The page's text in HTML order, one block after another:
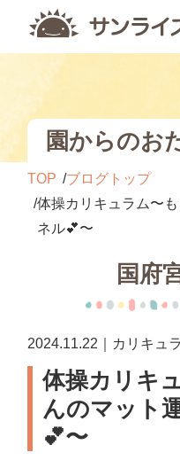
園からのお
TOP
ブログトップ
体操カリキュラム〜
ネル💕〜
国府
2024.11.22｜カリキュ
体操カリキ
んのマット
💕〜